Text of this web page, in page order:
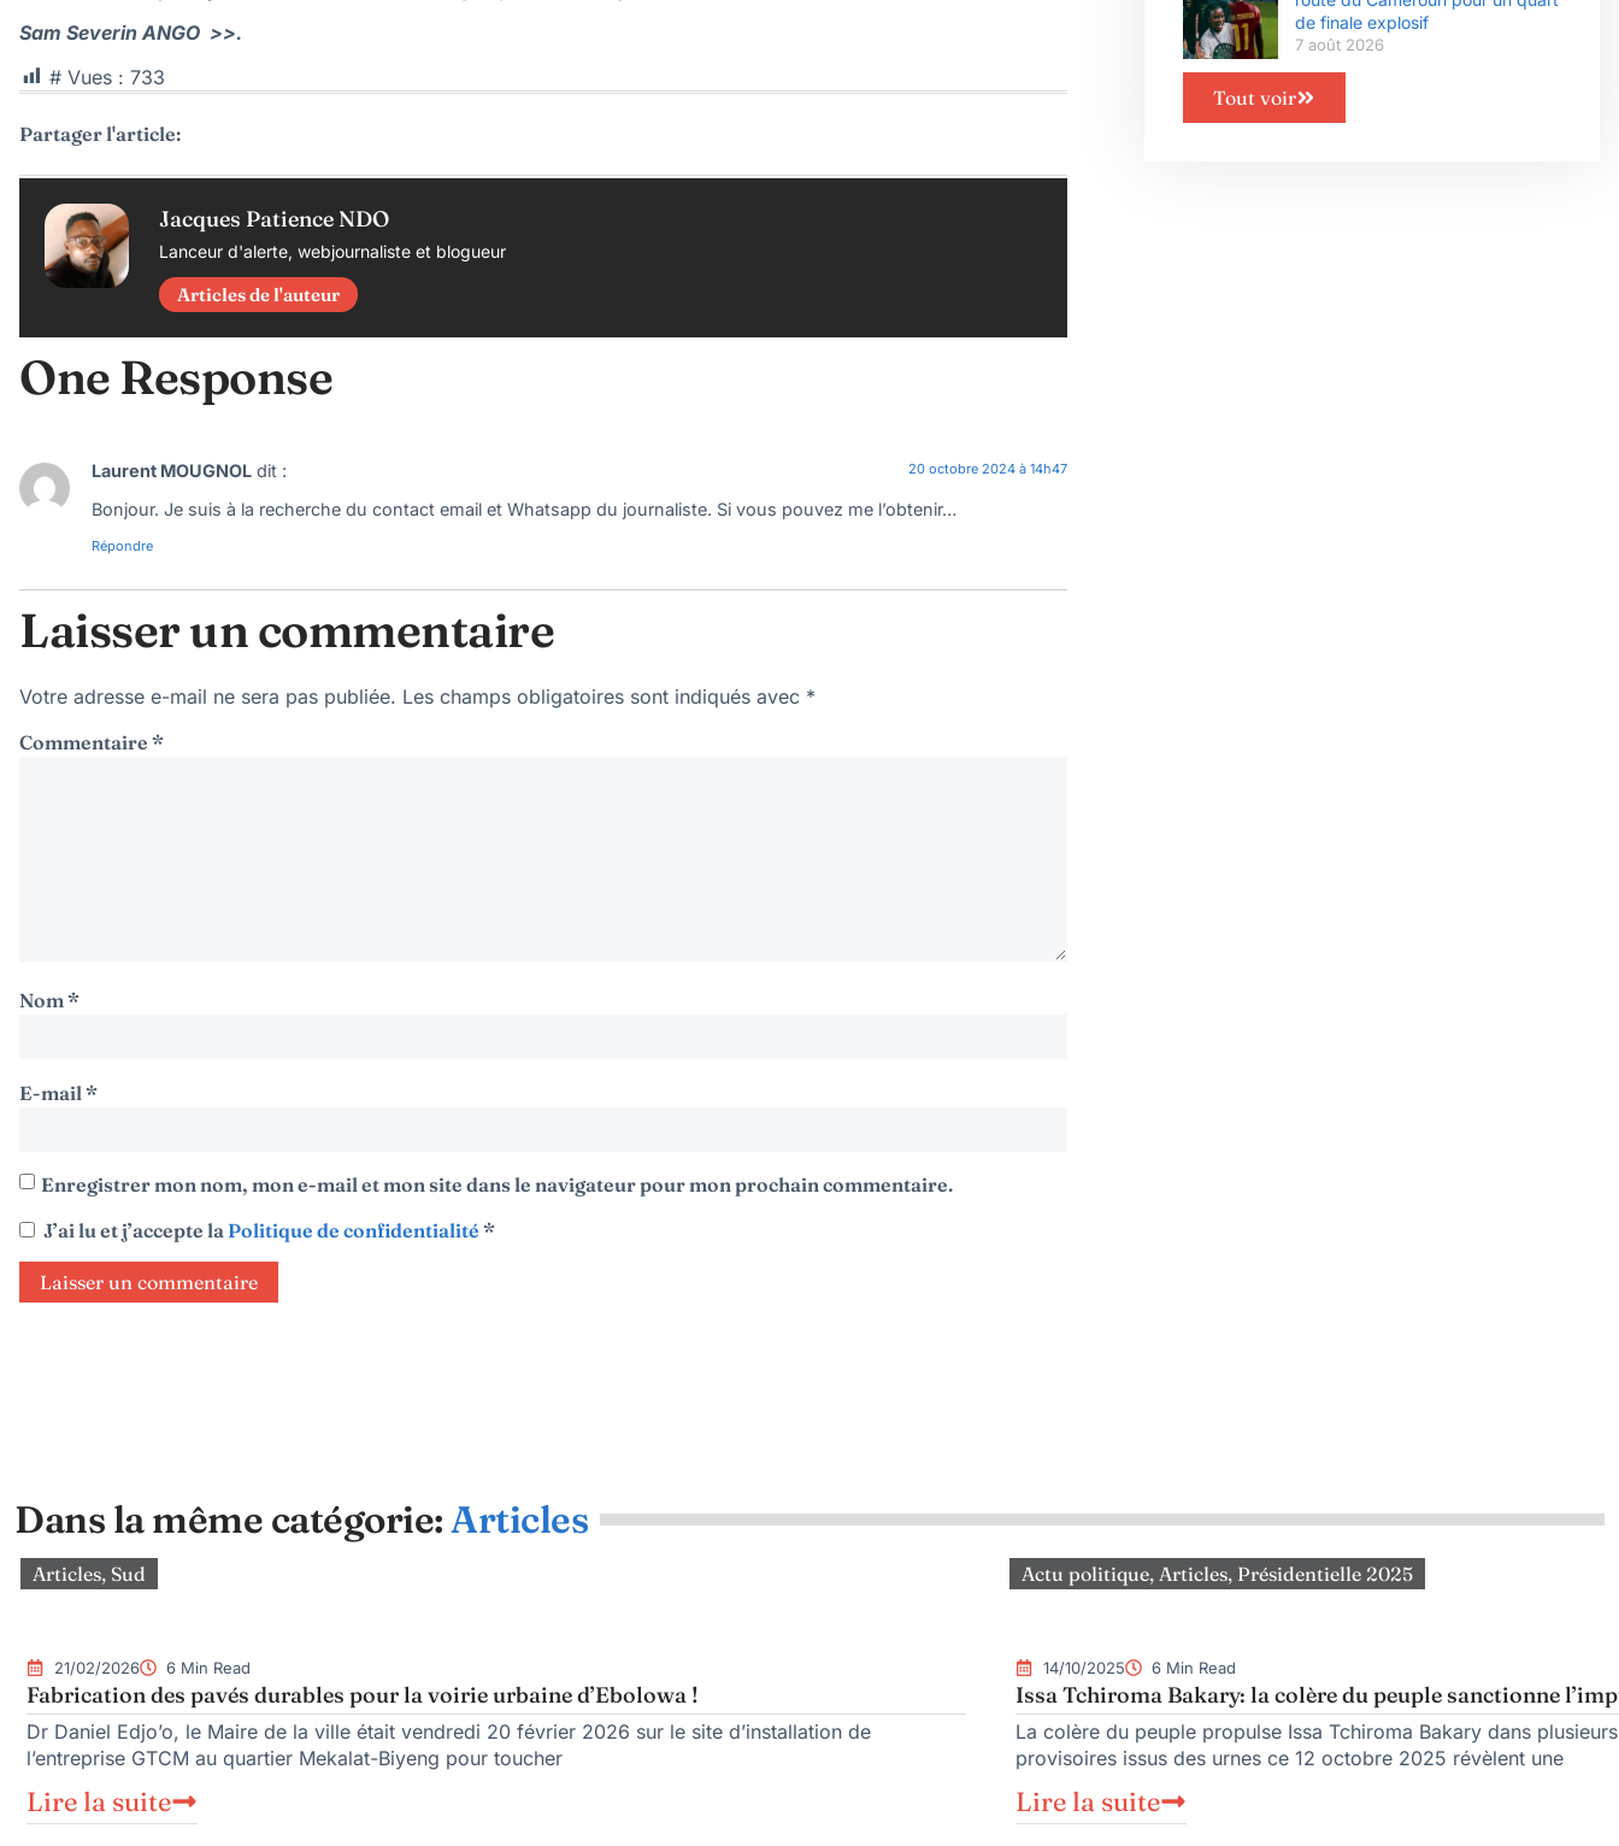
Sam Severin ANGO >>.
# Vues : 733
Partager l'article:
Jacques Patience NDO
Lanceur d'alerte, webjournaliste et blogueur
Articles de l'auteur
One Response
Laurent MOUGNOL dit : 20 octobre 2024 à 14h47
Bonjour. Je suis à la recherche du contact email et Whatsapp du journaliste. Si vous pouvez me l’obtenir…
Répondre
Laisser un commentaire
Votre adresse e-mail ne sera pas publiée. Les champs obligatoires sont indiqués avec *
Commentaire *
Nom*
E-mail *
Enregistrer mon nom, mon e-mail et mon site dans le navigateur pour mon prochain commentaire.
J’ai lu et j’accepte la Politique de confidentialité *
de finale explosif
7 août 2026
Tout voir
Dans la même catégorie:Articles
Articles, Sud
21/02/2026 6 Min Read
Fabrication des pavés durables pour la voirie urbaine d’Ebolowa !
Dr Daniel Edjo’o, le Maire de la ville était vendredi 20 février 2026 sur le site d’installation de
l’entreprise GTCM au quartier Mekalat-Biyeng pour toucher
Lire la suite
Actu politique, Articles, Présidentielle 2025
14/10/2025 6 Min Read
Issa Tchiroma Bakary: la colère du peuple sanctionne
La colère du peuple propulse Issa Tchiroma Bakary dans
provisoires issus des urnes ce 12 octobre 2025 révèlent une
Lire la suite